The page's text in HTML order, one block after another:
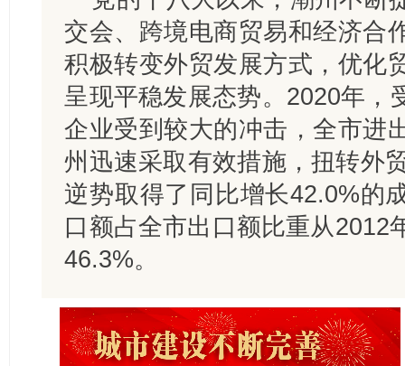
交会、跨境电商贸易和经济合
积极转变外贸发展方式，优化
呈现平稳发展态势。2020年，
企业受到较大的冲击，全市进
州迅速采取有效措施，扭转外
逆势取得了同比增长42.0%的
口额占全市出口额比重从2012
46.3%。